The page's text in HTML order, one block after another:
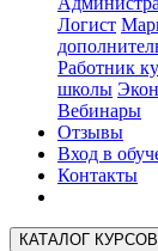
Логист
Работник
школы
Вебинары
Отзывы
Вход в
Контакты
КАТАЛОГ КУРСОВ